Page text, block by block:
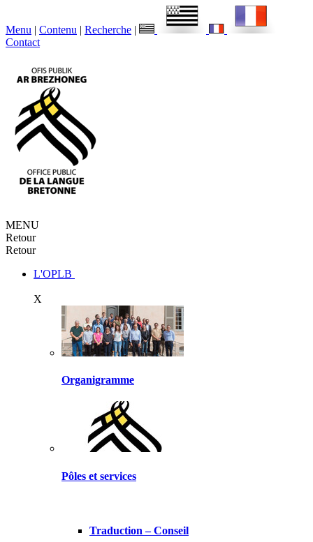
Menu | Contenu | Recherche |
Contact
MENU
Retour
Retour
L'OPLB
X
Organigramme
Pôles et services
Traduction – Conseil